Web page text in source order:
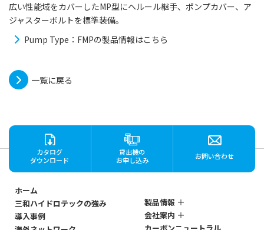
広い性能域をカバーしたMP型にヘルール継手、ポンプカバー、ア
ジャスターボルトを標準装備。
Pump Type：FMPの製品情報はこちら
一覧に戻る
カタログ
ダウンロード
貸出機の
お申し込み
お問い合わせ
ホーム
三和ハイドロテックの強み
製品情報
ステンレス製
導入事例
会社案内